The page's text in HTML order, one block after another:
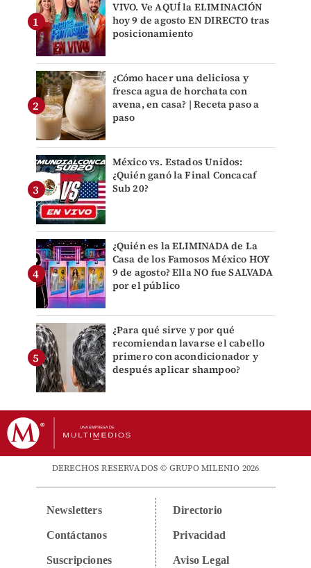
VIVO. Ve AQUÍ la ELIMINACIÓN
hoy 9 de agosto EN DIRECTO tras
posicionamiento
¿Cómo hacer una deliciosa y
fresca agua de horchata con
avena, en casa? | Receta paso a
paso
México vs. Estados Unidos:
¿Quién ganó la Final Concacaf
Sub 20?
¿Quién es la ELIMINADA de La
Casa de los Famosos México HOY
9 de agosto? Ella NO fue SALVADA
por el público
¿Para qué sirve y por qué
recomiendan lavarse el cabello
primero con acondicionador y
después aplicar shampoo?
DERECHOS RESERVADOS © GRUPO MILENIO 2026
Newsletters
Contáctanos
Suscripciones
Directorio
Privacidad
Aviso Legal